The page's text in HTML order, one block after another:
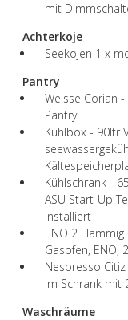
mit
Achterkoje
Seekojen 1 x
Pantry
Weisse Corian
Pantry
Kühlbox - 90ltr
Kühlschrank -
ASU Start-Up
installiert
ENO 2
Gasofen, ENO,
Nespresso
im Schrank mit
Waschräume